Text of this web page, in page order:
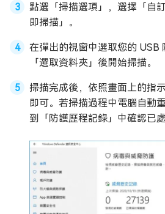
點選「掃描選項」，選擇「自
即掃描」。
在彈出的視窗中選取您的 USB
「選取資料夾」後開始掃描。
掃描完成後，依照畫面上的指
即可。若掃描過程中電腦自動
到「防護歷程記錄」中確認已